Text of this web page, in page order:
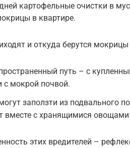
картофельные очистки в
в квартире.
и откуда берутся мокрицы
путь – с
с мокрой почвой.
заползти из подвального
вместе с хранящимися овощами
этих вредителей –